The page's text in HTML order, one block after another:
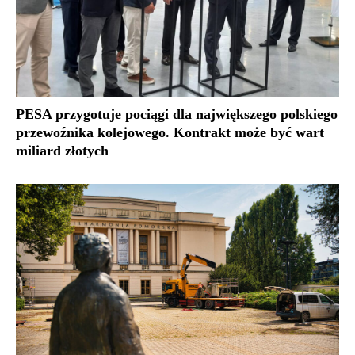
PESA przygotuje pociągi dla największego polskiego
przewoźnika kolejowego. Kontrakt może być wart
miliard złotych